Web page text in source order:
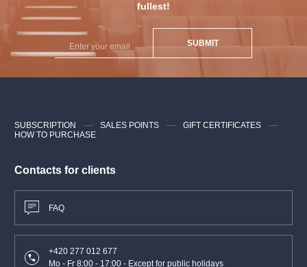
fullest!
SUBMIT
Contacts for clients
FAQ
+420 277 012 677
Mo - Fr 8:00 - 17:00 - Except for public holidays
SUBSCRIPTION SALES POINTS
GIFT CERTIFICATES
HOW TO PURCHASE